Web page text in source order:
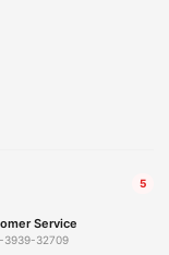
5
Service
3939-32709